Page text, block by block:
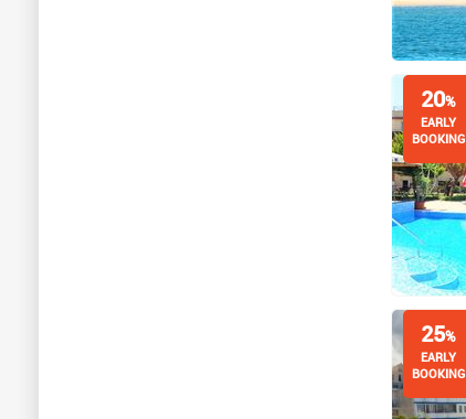
20%
EARLY
BOOKING
25%
EARLY
BOOKING